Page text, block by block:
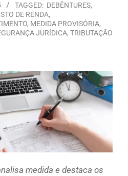
TAGGED: DEBÊNTURES,
DE RENDA,
, MEDIDA PROVISÓRIA,
JURÍDICA, TRIBUTAÇÃO
medida e destaca os